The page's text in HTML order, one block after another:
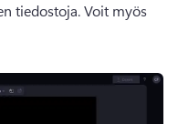
tiedostoja. Voit myös